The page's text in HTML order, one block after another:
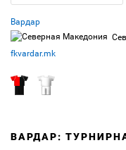
Вардар
fkvardar.mk
ВАРДАР: